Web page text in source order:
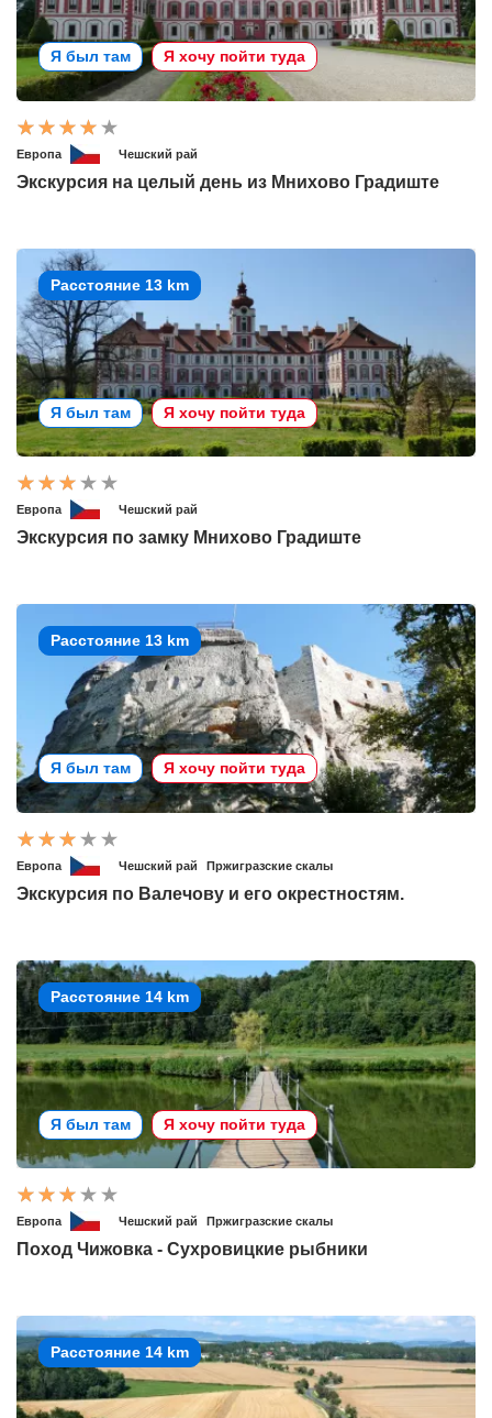
Я был там Я хочу пойти туда
Европа Чешский рай
Экскурсия на целый день из Мнихово Градиште
Расстояние 13 km
Я был там Я хочу пойти туда
Европа Чешский рай
Экскурсия по замку Мнихово Градиште
Расстояние 13 km
Я был там Я хочу пойти туда
Европа Чешский рай Пржигразские скалы
Экскурсия по Валечову и его окрестностям.
Расстояние 14 km
Я был там Я хочу пойти туда
Европа Чешский рай Пржигразские скалы
Поход Чижовка - Сухровицкие рыбники
Расстояние 14 km